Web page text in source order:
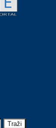
Traži